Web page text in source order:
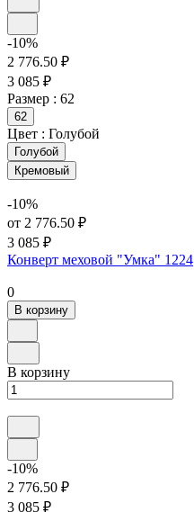
-10%
2 776.50 ₽
3 085 ₽
Размер : 62
62
Цвет : Голубой
Голубой
Кремовый
-10%
от 2 776.50 ₽
3 085 ₽
Конверт меховой "Умка" 1224
0
В корзину
В корзину
-10%
2 776.50 ₽
3 085 ₽